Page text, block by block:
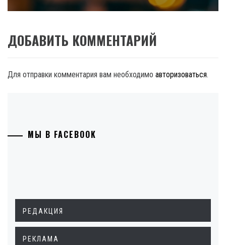
ДОБАВИТЬ КОММЕНТАРИЙ
Для отправки комментария вам необходимо авторизоваться.
МЫ В FACEBOOK
РЕДАКЦИЯ
РЕКЛАМА